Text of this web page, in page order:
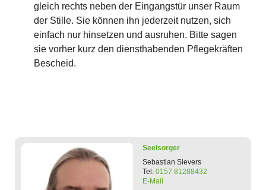
gleich rechts neben der Eingangstür unser Raum
der Stille. Sie können ihn jederzeit nutzen, sich
einfach nur hinsetzen und ausruhen. Bitte sagen
sie vorher kurz den diensthabenden Pflegekräften
Bescheid.
Seelsorger
Sebastian Sievers
Tel: 0157 81288432
E-Mail